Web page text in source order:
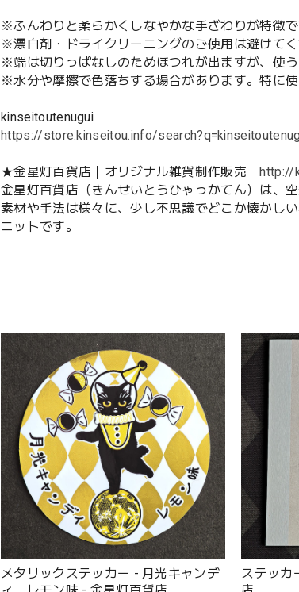
※ふんわりと柔らかくしなやかな手ざわりが特徴
※漂白剤・ドライクリーニングのご使用は避けてく
※端は切りっぱなしのためほつれが出ますが、使う
※水分や摩擦で色落ちする場合があります。特に
kinseitoutenugui
https://store.kinseitou.info/
★金星灯百貨店｜オリジナル雑貨制作販売 http://
金星灯百貨店（きんせいとうひゃっかてん）は、
素材や手法は様々に、少し不思議でどこか懐かし
ニットです。
メタリックステッカー - 月光キャンデ
ステッカ